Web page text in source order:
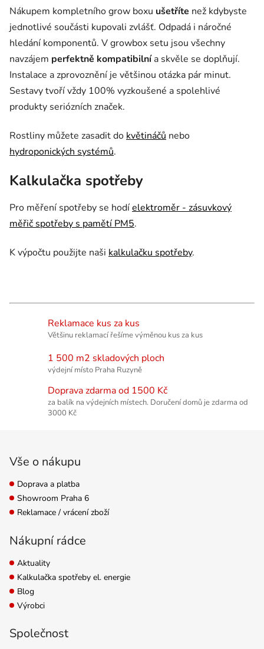
Nákupem kompletního grow boxu ušetříte než kdybyste
jednotlivé součásti kupovali zvlášť. Odpadá i náročné
hledání komponentů. V growbox setu jsou všechny
navzájem perfektně kompatibilnía skvěle se doplňují.
Instalace a zprovoznění je většinou otázka pár minut.
Sestavy tvoří vždy 100% vyzkoušené a spolehlivé
produkty seriózních značek.
Rostliny můžete zasadit do květináčů nebo
hydroponických systémů.
Kalkulačka spotřeby
Pro měření spotřeby se hodíelektroměr - zásuvkový
měřič spotřeby s pamětí PM5.
K výpočtu použijte naši kalkulačku spotřeby.
Reklamace kus za kus
Většinu reklamací řešíme výměnou kus za kus
1 500 m2 skladových ploch
výdejní místo Praha Ruzyně
Doprava zdarma od 1500 Kč
za balík na výdejních místech. Doručení domů je zdarma od
3000 Kč
Vše o nákupu
Doprava a platba
Showroom Praha 6
Reklamace / vrácení zboží
Nákupní rádce
Aktuality
Kalkulačka spotřeby el. energie
Blog
Výrobci
Společnost